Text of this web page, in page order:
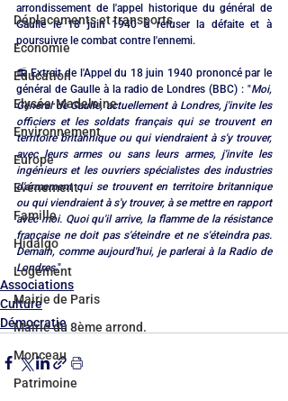
Déplacements et transports
Economie
Education
Elysée-Madeleine
Environnement
Europe
Evénement
Famille
Hidalgo
Logement
Mairie de Paris
Mairie du 8ème arrond.
Monceau
Patrimoine
arrondissement de l'appel historique du général de
Gaulle le 18 juin 1940 à refuser la défaite et à
poursuivre le combat contre l'ennemi.
📻 Extrait de l'Appel du 18 juin 1940 prononcé par le
général de Gaulle à la radio de Londres (BBC) : "Moi,
Général de Gaulle, actuellement à Londres, j'invite les
officiers et les soldats français qui se trouvent en
territoire britannique ou qui viendraient à s'y trouver,
avec leurs armes ou sans leurs armes, j'invite les
ingénieurs et les ouvriers spécialistes des industries
d'armement qui se trouvent en territoire britannique
ou qui viendraient à s'y trouver, à se mettre en rapport
avec moi. Quoi qu'il arrive, la flamme de la résistance
française ne doit pas s'éteindre et ne s'éteindra pas.
Demain, comme aujourd'hui, je parlerai à la Radio de
Londres."
Associations
Culture
Démocratie